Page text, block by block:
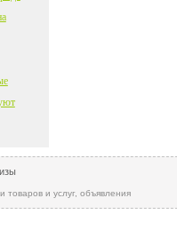
товаров и услуг, объявления